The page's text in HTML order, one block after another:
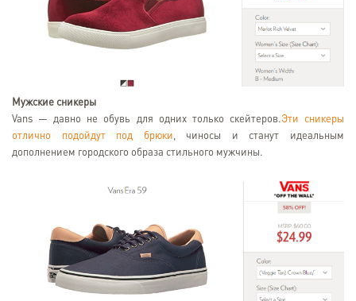
Мужские сникеры
Vans — давно не обувь для одних только скейтеров.Эти сникеры
отлично подойдут под брюки, чиносы и станут идеальным
дополнением городского образа стильного мужчины.